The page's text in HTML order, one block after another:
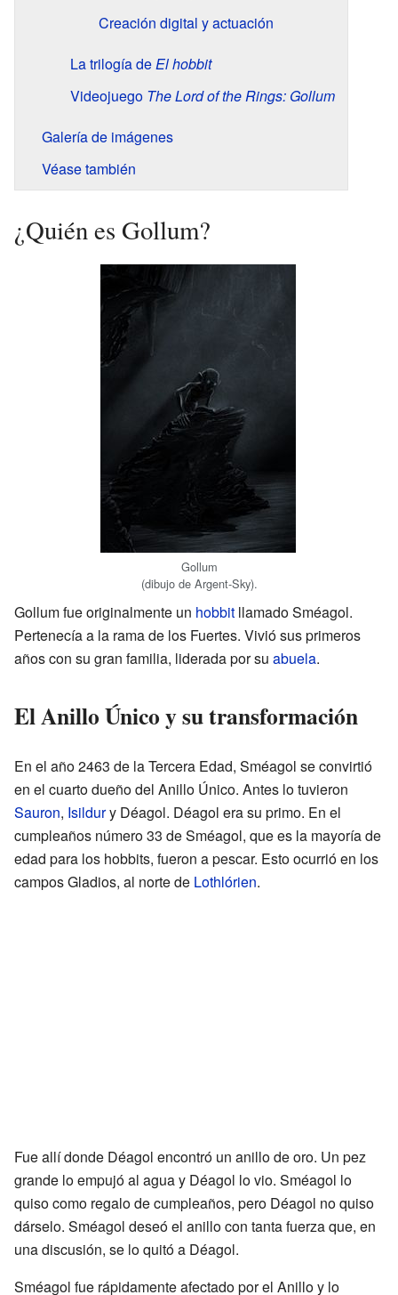
Creación digital y actuación
La trilogía deEl hobbit
Videojuego The Lord of the Rings: Gollum
Galería de imágenes
Véase también
¿Quién es Gollum?
Gollum
(dibujo de Argent-Sky).
Gollum fue originalmente un hobbit llamado Sméagol.
Pertenecía a la rama de los Fuertes. Vivió sus primeros
años con su gran familia, liderada por su abuela.
El Anillo Único y su transformación
En el año 2463 de la Tercera Edad, Sméagol se convirtió
en el cuarto dueño del Anillo Único. Antes lo tuvieron
Sauron, Isildury Déagol. Déagol era su primo. En el
cumpleaños número 33 de Sméagol, que es la mayoría de
edad para los hobbits, fueron a pescar. Esto ocurrió en los
campos Gladios, al norte de Lothlórien.
Fue allí donde Déagol encontró un anillo de oro. Un pez
grande lo empujó al agua y Déagol lo vio. Sméagol lo
quiso como regalo de cumpleaños, pero Déagol no quiso
dárselo. Sméagol deseó el anillo con tanta fuerza que, en
una discusión, se lo quitó a Déagol.
Sméagol fue rápidamente afectado por el Anillo y lo